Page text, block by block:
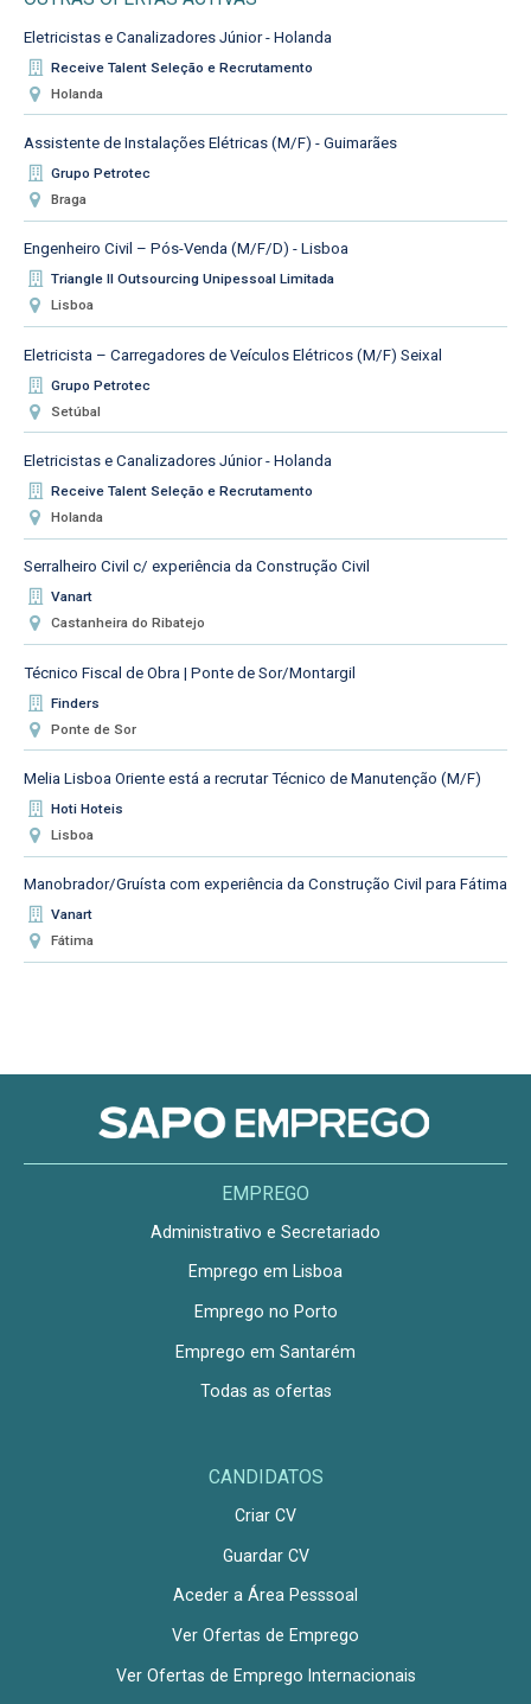
Eletricistas e Canalizadores Júnior - Holanda
Receive Talent Seleção e Recrutamento
Holanda
Assistente de Instalações Elétricas (M/F) - Guimarães
Grupo Petrotec
Braga
Engenheiro Civil – Pós-Venda (M/F/D) - Lisboa
Triangle II Outsourcing Unipessoal Limitada
Lisboa
Eletricista – Carregadores de Veículos Elétricos (M/F) Seixal
Grupo Petrotec
Setúbal
Eletricistas e Canalizadores Júnior - Holanda
Receive Talent Seleção e Recrutamento
Holanda
Serralheiro Civil c/ experiência da Construção Civil
Vanart
Castanheira do Ribatejo
Técnico Fiscal de Obra | Ponte de Sor/Montargil
Finders
Ponte de Sor
Melia Lisboa Oriente está a recrutar Técnico de Manutenção (M/F)
Hoti Hoteis
Lisboa
Manobrador/Gruísta com experiência da Construção Civil para Fátima
Vanart
Fátima
EMPREGO
Administrativo e Secretariado
Emprego em Lisboa
Emprego no Porto
Emprego em Santarém
Todas as ofertas
CANDIDATOS
Criar CV
Guardar CV
Aceder a Área Pesssoal
Ver Ofertas de Emprego
Ver Ofertas de Emprego Internacionais